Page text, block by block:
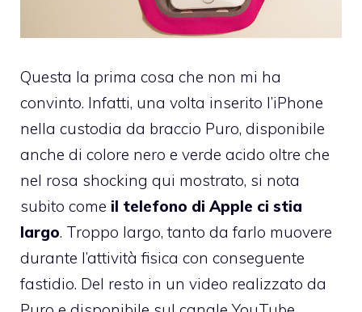
Questa la prima cosa che non mi ha
convinto. Infatti, una volta inserito l’iPhone
nella custodia da braccio Puro, disponibile
anche di colore nero e verde acido oltre che
nel rosa shocking qui mostrato, si nota
subito come il telefono di Apple ci stia
largo. Troppo largo, tanto da farlo muovere
durante l’attività fisica con conseguente
fastidio. Del resto in un video realizzato da